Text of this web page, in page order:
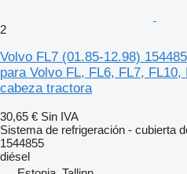
2
Volvo FL7 (01.85-12.98)
para Volvo FL, FL6, FL7,
cabeza tractora
30,65 € Sin IVA
Sistema de refrigeración - cubierta
1544855
diésel